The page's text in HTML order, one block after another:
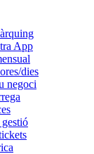
App
dies
negoci